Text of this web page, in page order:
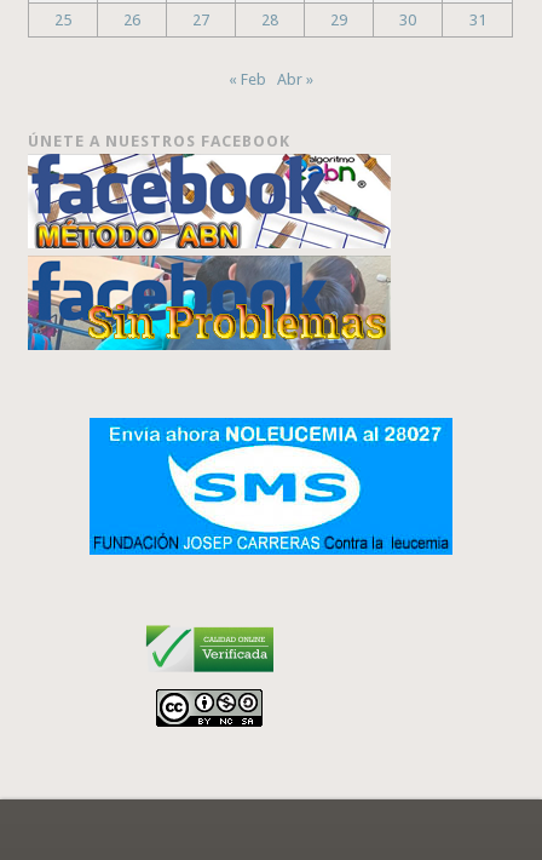
25
26 27 28 29 30 31
« Feb Abr »
ÚNETE A NUESTROS FACEBOOK